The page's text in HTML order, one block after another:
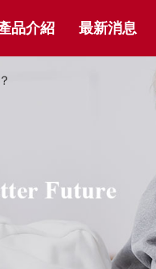
品介紹 最新消息